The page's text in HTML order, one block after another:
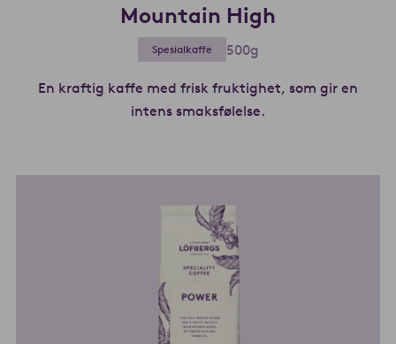
Mountain High
Spesialkaffe 500g
En kraftig kaffe med frisk fruktighet, som gir en
intens smaksfølelse.